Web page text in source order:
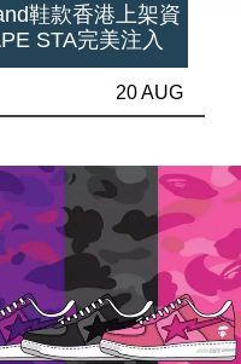
鞋款香港上架資
STA完美注入
20 AUG